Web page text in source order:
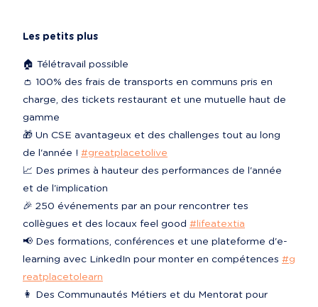
Les petits plus
🏠 Télétravail possible
👛 100% des frais de transports en communs pris en
charge, des tickets restaurant et une mutuelle haut de
gamme
🎁 Un CSE avantageux et des challenges tout au long
de l'année ! #greatplacetolive
📈 Des primes à hauteur des performances de l'année
et de l'implication
🎉 250 événements par an pour rencontrer tes
collègues et des locaux feel good #lifeatextia
📢 Des formations, conférences et une plateforme d'e-
learning avec LinkedIn pour monter en compétences #g
reatplacetolearn
👩‍ Des Communautés Métiers et du Mentorat pour